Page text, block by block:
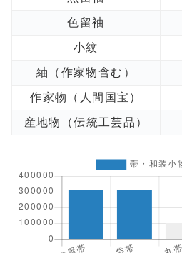
色留袖
小紋
紬（作家物含む）
作家物（人間国宝）
産地物（伝統工芸品）